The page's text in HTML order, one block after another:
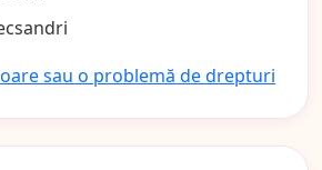
sau o problemă de drepturi